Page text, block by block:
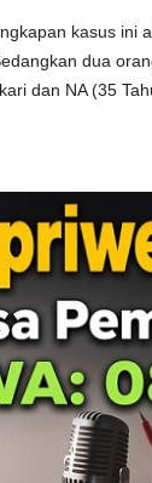
kasus ini
dua
dan NA (35